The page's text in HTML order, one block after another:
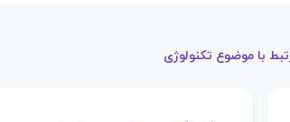
با موضوع تکنولوژی